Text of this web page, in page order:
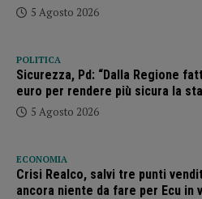
5 Agosto 2026
POLITICA
Sicurezza, Pd: “Dalla Regione
euro per rendere più sicura la
5 Agosto 2026
ECONOMIA
Crisi Realco, salvi tre punti
ancora niente da fare per Ecu in